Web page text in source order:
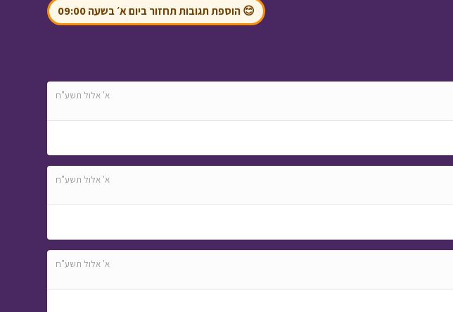
ניידת החלומות - נשיאה
😊 הוספת תגובות תחזור ביום א׳ בשעה 09:00
א' אלול תשע"ח
א' אלול תשע"ח
א' אלול תשע"ח